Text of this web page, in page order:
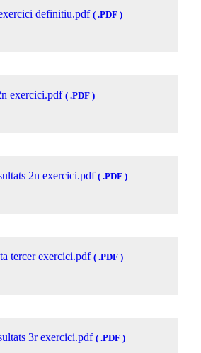
definitiu.pdf ( .PDF )
exercici.pdf ( .PDF )
2n exercici.pdf ( .PDF )
tercer exercici.pdf ( .PDF )
3r exercici.pdf ( .PDF )